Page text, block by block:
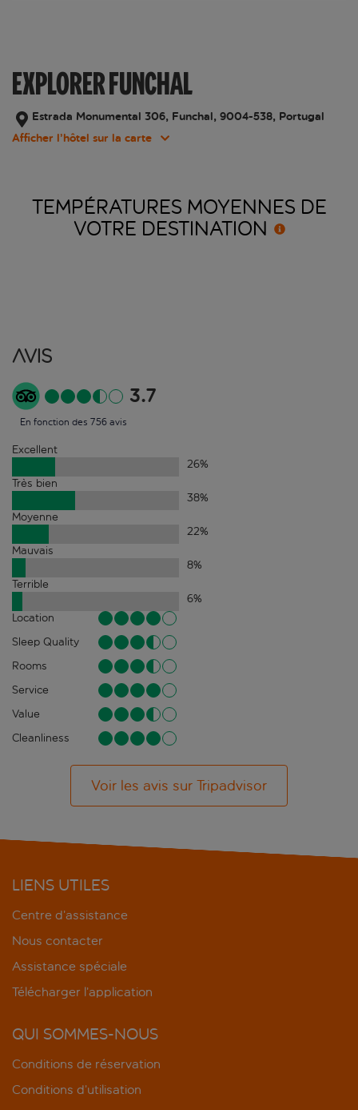
EXPLORER FUNCHAL
Estrada Monumental 306, Funchal, 9004-538, Portugal
Afficher l’hôtel sur la carte
TEMPÉRATURES MOYENNES DE
VOTRE DESTINATION
Avis
3.7
En fonction des 756 avis
Excellent
26%
Très bien
38%
Moyenne
22%
Mauvais
8%
Terrible
6%
Location
Sleep Quality
Rooms
Service
Value
Cleanliness
Voir les avis sur Tripadvisor
LIENS UTILES
Centre d’assistance
Nous contacter
Assistance spéciale
Télécharger l’application
QUI SOMMES-NOUS
Conditions de réservation
Conditions d’utilisation